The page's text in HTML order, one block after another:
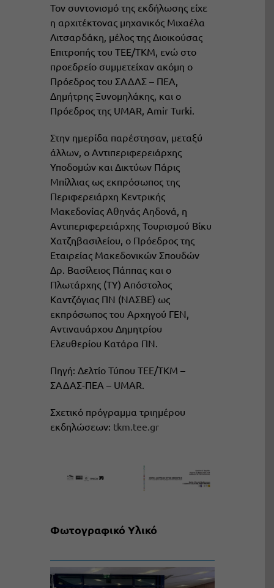
Τον συντονισμό της εκδήλωσης είχε
η αρχιτέκτονας μηχανικός Μιχαέλα
Λιτσαρδάκη, μέλος της Διοικούσας
Επιτροπής του ΤΕΕ/ΤΚΜ, ενώ στο
προεδρείο συμμετείχαν ακόμη ο
Πρόεδρος του ΣΑΔΑΣ – ΠΕΑ,
Δημήτρης Ξυνομηλάκης, και ο
Πρόεδρος της UMAR, Amir Turki.
Στην ημερίδα παρέστησαν, μεταξύ
άλλων, ο Αντιπεριφερειάρχης
Υποδομών και Δικτύων Πάρις
Μπίλλιας ως εκπρόσωπος της
Περιφερειάρχη Κεντρικής
Μακεδονίας Αθηνάς Αηδονά, η
Αντιπεριφερειάρχης Τουρισμού Βίκυ
Χατζηβασιλείου, ο Πρόεδρος της
Εταιρείας Μακεδονικών Σπουδών
Δρ. Βασίλειος Πάππας και ο
Πλωτάρχης (ΤΥ) Απόστολος
Καντζόγιας ΠΝ (ΝΑΣΒΕ) ως
εκπρόσωπος του Αρχηγού ΓΕΝ,
Αντιναυάρχου Δημητρίου
Ελευθερίου Κατάρα ΠΝ.
Πηγή: Δελτίο Τύπου ΤΕΕ/ΤΚΜ –
ΣΑΔΑΣ-ΠΕΑ – UMAR.
Σχετικό πρόγραμμα τριημέρου
εκδηλώσεων: tkm.tee.gr
Φωτογραφικό Υλικό